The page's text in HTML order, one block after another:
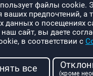
файлы cookie.
ваших предпочтений, а
данных о посещениях
сайт, вы даете
в соответствии с
все (кроме
info@promo-webcom.by
© 2000-2026. Webcom
г. Минск, ул. Свердлова, 11-